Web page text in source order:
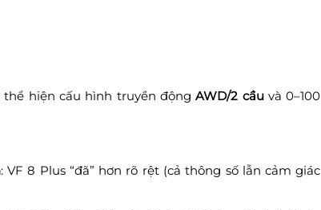
thể hiện cấu hình truyền độngAWD/2 cầuvà 0–100
: VF 8 Plus “đã” hơn rõ rệt (cả thông số lẫn cảm giác